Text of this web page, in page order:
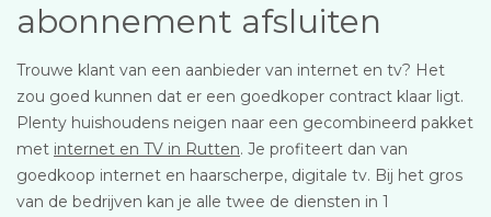
abonnement afsluiten
Trouwe klant van een aanbieder van internet en tv? Het
zou goed kunnen dat er een goedkoper contract klaar ligt.
Plenty huishoudens neigen naar een gecombineerd pakket
met internet en TV in Rutten. Je profiteert dan van
goedkoop internet en haarscherpe, digitale tv. Bij het gros
van de bedrijven kan je alle twee de diensten in 1